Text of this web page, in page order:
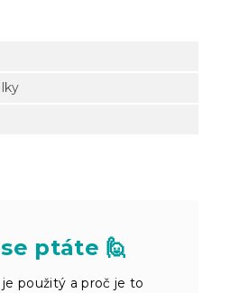
ptáte 🙋
použitý a proč je to